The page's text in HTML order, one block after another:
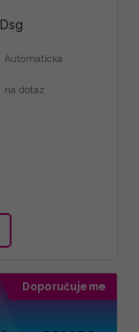
Automatická
na dotaz
Doporučujeme